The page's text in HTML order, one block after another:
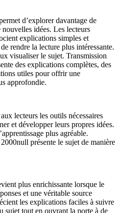
d’explorer davantage de
idées. Les lecteurs
explications simples et
rendre la lecture plus intéressante.
visualiser le sujet. Transmission
des explications complètes, des
utiles pour offrir une
approfondie.
lecteurs les outils nécessaires
et développer leurs propres idées.
plus agréable.
présente le sujet de manière
plus enrichissante lorsque le
et une véritable source
les explications faciles à suivre
sujet tout en ouvrant la porte à de